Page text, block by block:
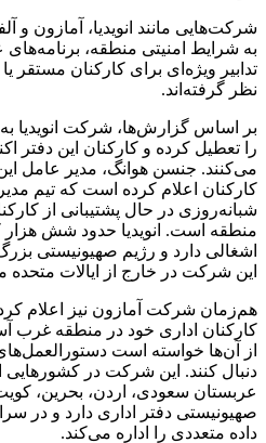
شرکت‌هایی مانند انویدیا، آمازون و
به شرایط امنیتی منطقه، برنامه‌های
تدابیر ویژه‌ای برای کارکنان مستقر
نظر گرفته‌اند.
بر اساس گزارش‌ها، شرکت انویدیا
را تعطیل کرده و کارکنان این دفتر
می‌کنند. جنسن هوانگ، مدیر عامل
کارکنان اعلام کرده است که تیم
شبانه‌روزی در حال پشتیبانی از
منطقه است. انویدیا حدود شش هزار
اشغالی دارد و رژیم صهیونیستی
این شرکت در خارج از ایالات
هم‌زمان شرکت آمازون نیز اعلام
کارکنان اداری خود در منطقه غرب
از آن‌ها خواسته است
دنبال کنند. این شرکت در کشورهایی
عربستان سعودی، اردن، بحرین،
صهیونیستی دفتر اداری دارد و در
داده متعددی را اداره می‌کند.